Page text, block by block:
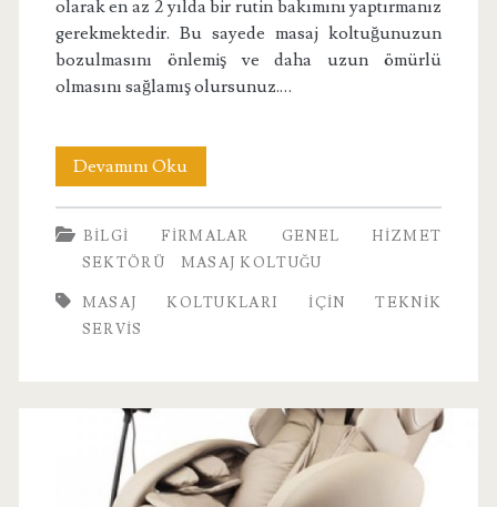
olarak en az 2 yılda bir rutin bakımını yaptırmanız
gerekmektedir. Bu sayede masaj koltuğunuzun
bozulmasını önlemiş ve daha uzun ömürlü
olmasını sağlamış olursunuz.…
Devamını OkuMasaj
Koltukları
İçin
BILGI FIRMALAR GENEL
HIZMET
SEKTÖRÜ
MASAJ KOLTUĞU
MASAJ KOLTUKLARI İÇIN TEKNIK
SERVIS